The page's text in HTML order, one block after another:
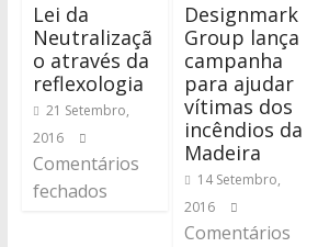
Lei da
Neutralizaçã
o através da
reflexologia
21 Setembro,
2016
Comentários
fechados
Designmark
Group lança
campanha
para ajudar
vítimas dos
incêndios da
Madeira
14 Setembro,
2016
Comentários